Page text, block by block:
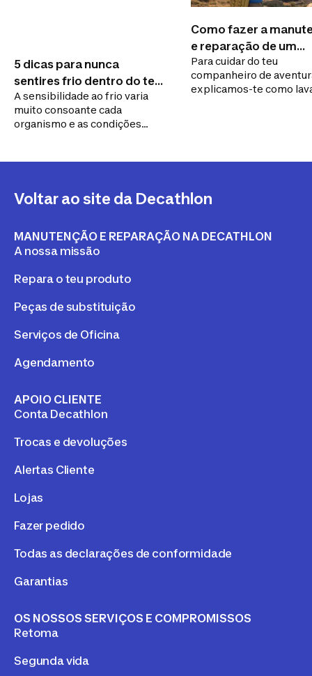
5 dicas para nunca
sentires frio dentro do teu
saco-cama
A sensibilidade ao frio varia
muito consoante cada
organismo e as condições
Como fazer a
e reparação de um
colchão insuflável ou
autoinsuflável?
Para cuidar do teu
companheiro de
explicamos-te como
Voltar ao site da Decathlon
MANUTENÇÃO E REPARAÇÃO NA DECATHLON
A nossa missão
Repara o teu produto
Peças de substituição
Serviços de Oficina
Agendamento
APOIO CLIENTE
Conta Decathlon
Trocas e devoluções
Alertas Cliente
Lojas
Fazer pedido
Todas as declarações de conformidade
Garantias
OS NOSSOS SERVIÇOS E COMPROMISSOS
Retoma
Segunda vida